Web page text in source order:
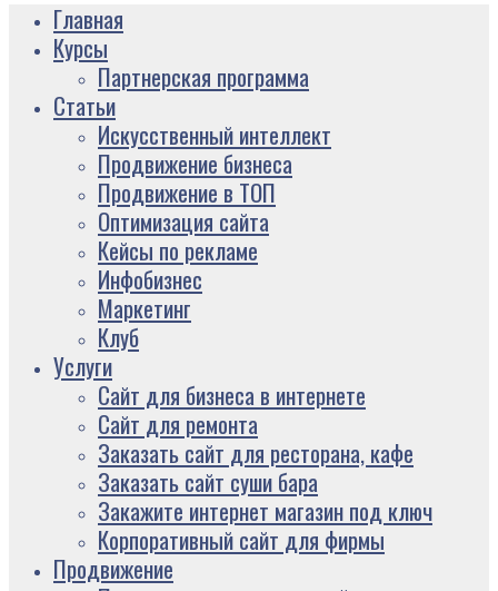
Главная
Курсы
Партнерская программа
Статьи
Искусственный интеллект
Продвижение бизнеса
Продвижение в ТОП
Оптимизация сайта
Кейсы по рекламе
Инфобизнес
Маркетинг
Клуб
Услуги
Сайт для бизнеса в интернете
Сайт для ремонта
Заказать сайт для ресторана, кафе
Заказать сайт суши бара
Закажите интернет магазин под ключ
Корпоративный сайт для фирмы
Продвижение